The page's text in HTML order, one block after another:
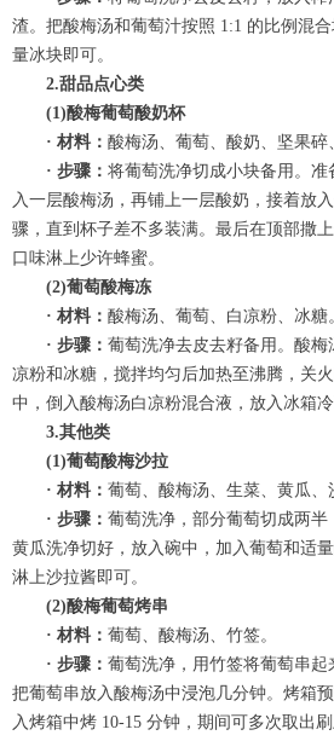
渣。把酸梅汤和葡萄汁按照 1:1 的比例混
量冰块即可。
2.甜品点心类
(1)酸梅葡萄酸奶杯
· 材料： 酸梅汤、葡萄、酸奶、坚果碎
· 步骤： 将葡萄洗净切成小块备用。准
入一层酸梅汤，再铺上一层酸奶，接着放
骤，直到杯子差不多装满。最后在顶部撒
口味淋上少许蜂蜜。
(2)葡萄酸梅冻
· 材料： 酸梅汤、葡萄、白凉粉、冰糖
· 步骤： 葡萄洗净去皮去籽备用。酸梅
凉粉和冰糖，搅拌均匀后加热至沸腾，关
中，倒入酸梅汤白凉粉混合液，放入冰箱冷
3.其他类
(1)葡萄酸梅沙拉
· 材料： 葡萄、酸梅汤、生菜、黄瓜、
· 步骤： 葡萄洗净，部分葡萄切成两半
黄瓜洗净切好，放入碗中，加入葡萄和适
淋上沙拉酱即可。
(2)酸梅葡萄烤串
· 材料： 葡萄、酸梅汤、竹签。
· 步骤： 葡萄洗净，用竹签将葡萄串起
把葡萄串放入酸梅汤中浸泡几分钟。烤箱
入烤箱中烤 10-15 分钟，期间可多次取出